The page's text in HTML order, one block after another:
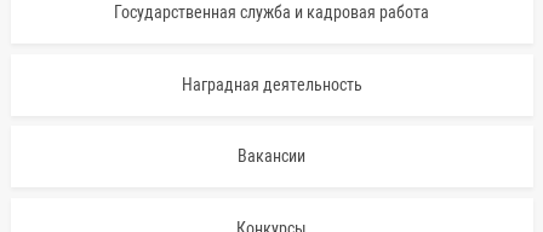
Государственная служба и кадровая работа
Наградная деятельность
Вакансии
Конкурсы